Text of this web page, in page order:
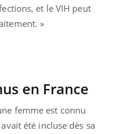
et le VIH peut
»
en France
femme est connu
été incluse dès sa